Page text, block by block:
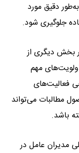
دقیق مورد
جلوگیری شود.
بخش دیگری از
مهم
فعالیت‌های
مطالبات می‌تواند
باشد.
مدیران عامل در